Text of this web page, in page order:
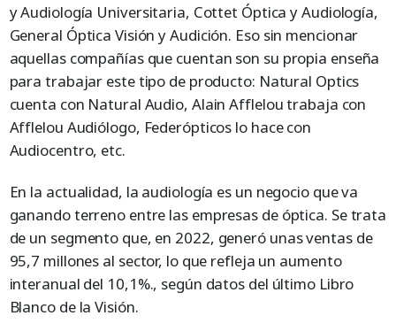
y Audiología Universitaria, Cottet Óptica y Audiología,
General Óptica Visión y Audición. Eso sin mencionar
aquellas compañías que cuentan son su propia enseña
para trabajar este tipo de producto: Natural Optics
cuenta con Natural Audio, Alain Afflelou trabaja con
Afflelou Audiólogo, Federópticos lo hace con
Audiocentro, etc.
En la actualidad, la audiología es un negocio que va
ganando terreno entre las empresas de óptica. Se trata
de un segmento que, en 2022, generó unas ventas de
95,7 millones al sector, lo que refleja un aumento
interanual del 10,1%., según datos del último Libro
Blanco de la Visión.